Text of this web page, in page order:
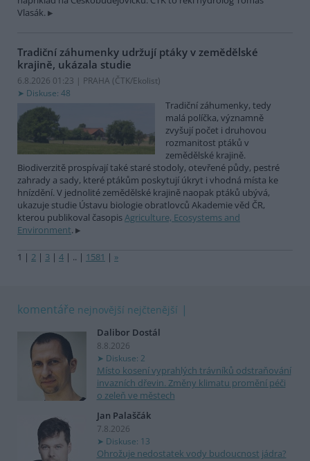
Vlasák.
Tradiční záhumenky udržují ptáky v zemědělské
krajině, ukázala studie
6.8.2026 01:23 | PRAHA (ČTK/Ekolist)
Diskuse: 48
Tradiční záhumenky, tedy
malá políčka, významně
zvyšují počet i druhovou
rozmanitost ptáků v
zemědělské krajině.
Biodiverzitě prospívají také staré stodoly, otevřené půdy, pestré
zahrady a sady, které ptákům poskytují úkryt i vhodná místa ke
hnízdění. V jednolité zemědělské krajině naopak ptáků ubývá,
ukazuje studie Ústavu biologie obratlovců Akademie věd ČR,
kterou publikoval časopisAgriculture, Ecosystems and
Environment.
1 | 2 | 3 | 4 | .. | 1581 | »
komentáře nejnovější nejčtenější
Dalibor Dostál
8.8.2026
Diskuse: 2
Místo kosení vyprahlých trávníků odstraňování
invazních dřevin. Změny klimatu promění péči
o zeleň ve městech
Jan Palaščák
7.8.2026
Diskuse: 13
Ohrožuje nedostatek vody budoucnost jádra?